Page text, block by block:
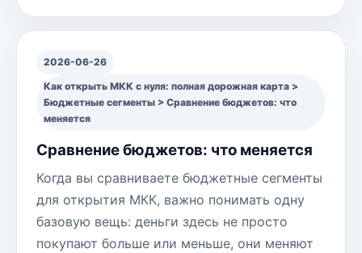
2026-06-26
Как открыть МКК с нуля: полная дорожная карта >
Бюджетные сегменты > Сравнение бюджетов: что
меняется
Сравнение бюджетов: что меняется
Когда вы сравниваете бюджетные сегменты
для открытия МКК, важно понимать одну
базовую вещь: деньги здесь не просто
покупают больше или меньше, они меняют